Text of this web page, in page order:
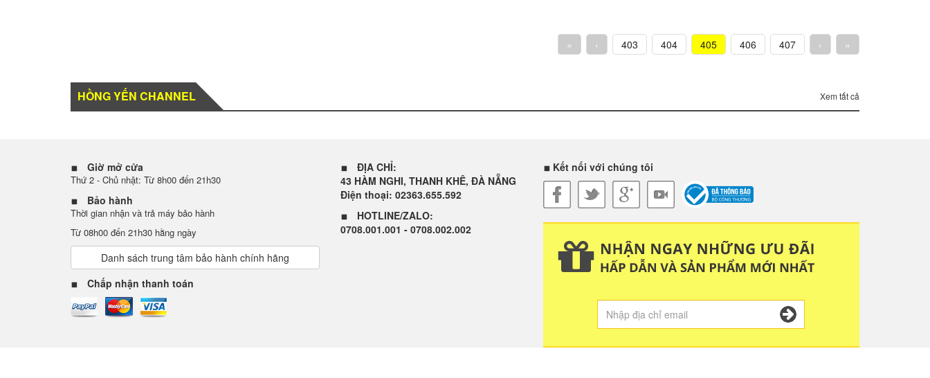
« ‹ 403 404 405 406 407 › »
HỒNG YẾN CHANNEL Xem tất cả
Giờ mở cửa
Thứ 2 - Chủ nhật: Từ 8h00 đến 21h30
Bảo hành
Thời gian nhận và trả máy bảo hành
Từ 08h00 đến 21h30 hằng ngày
Danh sách trung tâm bảo hành chính hãng
Chấp nhận thanh toán
ĐỊA CHỈ:
43 HÀM NGHI, THANH KHÊ, ĐÀ NẴNG
Điện thoại: 02363.655.592
HOTLINE/ZALO:
0708.001.001 - 0708.002.002
Kết nối với chúng tôi